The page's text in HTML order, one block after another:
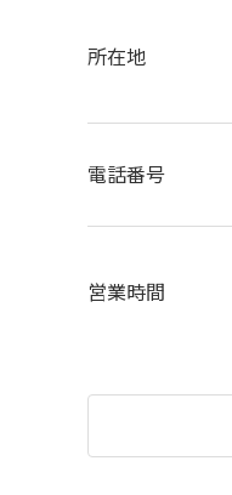
所在地
電話番号
営業時間